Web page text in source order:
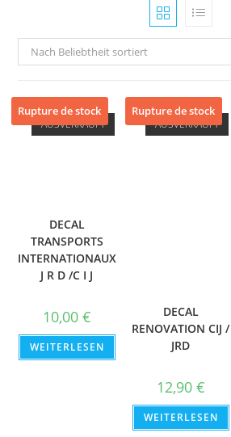
Nach Beliebtheit sortiert
Rupture de stock
AUSVERKAUFT
DECAL
TRANSPORTS
INTERNATIONAUX
J R D /C I J
10,00 €
WEITERLESEN
Rupture de stock
AUSVERKAUFT
DECAL
RENOVATION CIJ /
JRD
12,90 €
WEITERLESEN